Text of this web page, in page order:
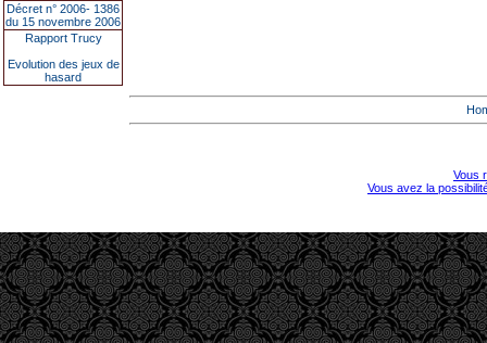
Décret n° 2006- 1386
du 15 novembre 2006
Rapport Trucy
Evolution des jeux de
hasard
Vous
Vous avez la